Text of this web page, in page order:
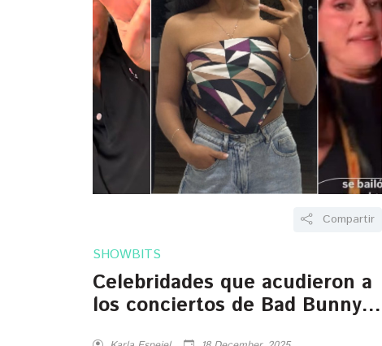
Compartir
SHOWBITS
Celebridades que acudieron a
los conciertos de Bad Bunny